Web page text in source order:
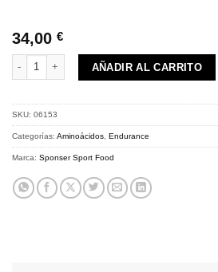
34,00 €
SPONSER BETA ALANINE 140 CAPS cantidad
AÑADIR AL CARRITO
SKU: 06153
Categorías: Aminoácidos, Endurance
Marca: Sponser Sport Food